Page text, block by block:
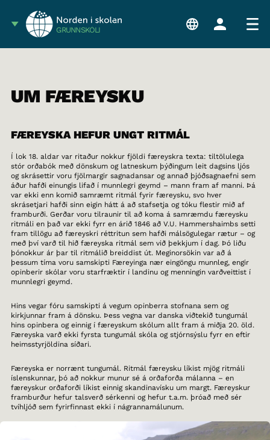
GRUNNSKÓLI
UM FÆREYSKU
FÆREYSKA HEFUR UNGT RITMÁL
Í lok 18. aldar var ritaður nokkur fjöldi færeyskra texta: tiltölulega
stór orðabók með dönskum og latneskum þýðingum leit dagsins ljós
og skrásettir voru fjölmargir sagnadansar og annað þjóðsagnaefni sem
áður hafði einungis lifað í munnlegri geymd – mann fram af manni. Þá
var ekki enn komið samræmt ritmál fyrir færeysku, svo hver
skrásetjari hafði sinn eigin hátt á að stafsetja og tóku flestir mið af
framburði. Gerðar voru tilraunir til að koma á samræmdu færeysku
ritmáli en það var ekki fyrr en árið 1846 að V.U. Hammershaimbs setti
fram tillögu að færeyskri réttritun sem hafði málsögulegar rætur – og
með því varð til hið færeyska ritmál sem við þekkjum í dag. Þó liðu
þónokkur ár þar til ritmálið breiddist út. Meginorsökin var að á
þessum tíma voru samskipti Færeyinga nær eingöngu munnleg, engir
opinberir skólar voru starfræktir í landinu og menningin varðveittist í
munnlegri geymd.
Hins vegar fóru samskipti á vegum opinberra stofnana sem og
kirkjunnar fram á dönsku. Þess vegna var danska viðtekið tungumál
hins opinbera og einnig í færeyskum skólum allt fram á miðja 20. öld.
Færeyska varð ekki fyrsta tungumál skóla og stjórnsýslu fyrr en eftir
heimsstyrjöldina síðari.
Færeyska er norrænt tungumál. Ritmál færeysku líkist mjög ritmáli
íslenskunnar, þó að nokkur munur sé á orðaforða málanna – en
færeyskur orðaforði líkist einnig skandinavísku um margt. Færeyskur
framburður hefur talsverð sérkenni og hefur t.a.m. þróað með sér
tvíhljóð sem fyrirfinnast ekki í nágrannamálunum.